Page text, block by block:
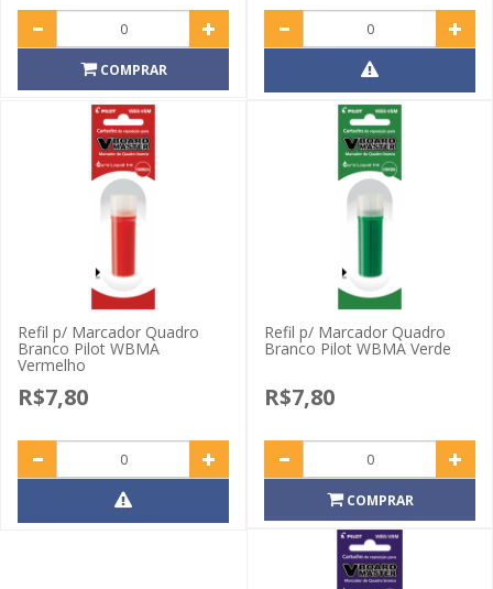
COMPRAR
Refil p/ Marcador Quadro
Branco Pilot WBMA
Vermelho
R$7,80
Refil p/ Marcador Quadro
Branco Pilot WBMA Verde
R$7,80
COMPRAR